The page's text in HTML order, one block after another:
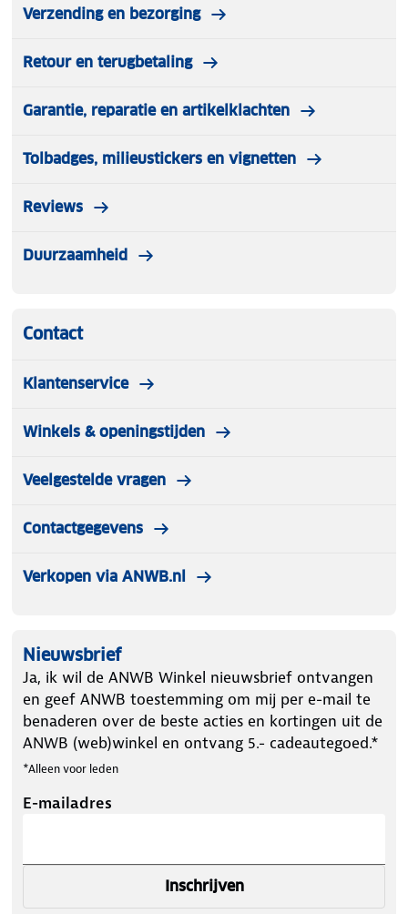
Verzending en bezorging
Retour en terugbetaling
Garantie, reparatie en artikelklachten
Tolbadges, milieustickers en vignetten
Reviews
Duurzaamheid
Contact
Klantenservice
Winkels & openingstijden
Veelgestelde vragen
Contactgegevens
Verkopen via ANWB.nl
Nieuwsbrief
Ja, ik wil de ANWB Winkel nieuwsbrief ontvangen
en geef ANWB toestemming om mij per e-mail te
benaderen over de beste acties en kortingen uit de
ANWB (web)winkel en ontvang 5.- cadeautegoed.*
*Alleen voor leden
E-mailadres
Inschrijven